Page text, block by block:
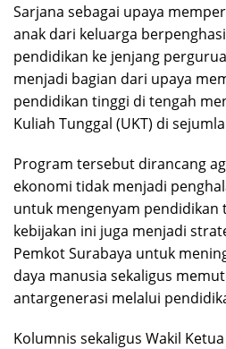
Sarjana sebagai upaya
anak dari keluarga
pendidikan ke jenjang
menjadi bagian dari upaya
pendidikan tinggi di tengah
Kuliah Tunggal (UKT) di
Program tersebut dirancang
ekonomi tidak menjadi
untuk mengenyam pendidikan
kebijakan ini juga menjadi
Pemkot Surabaya untuk
daya manusia sekaligus
antargenerasi melalui
Kolumnis sekaligus Wakil